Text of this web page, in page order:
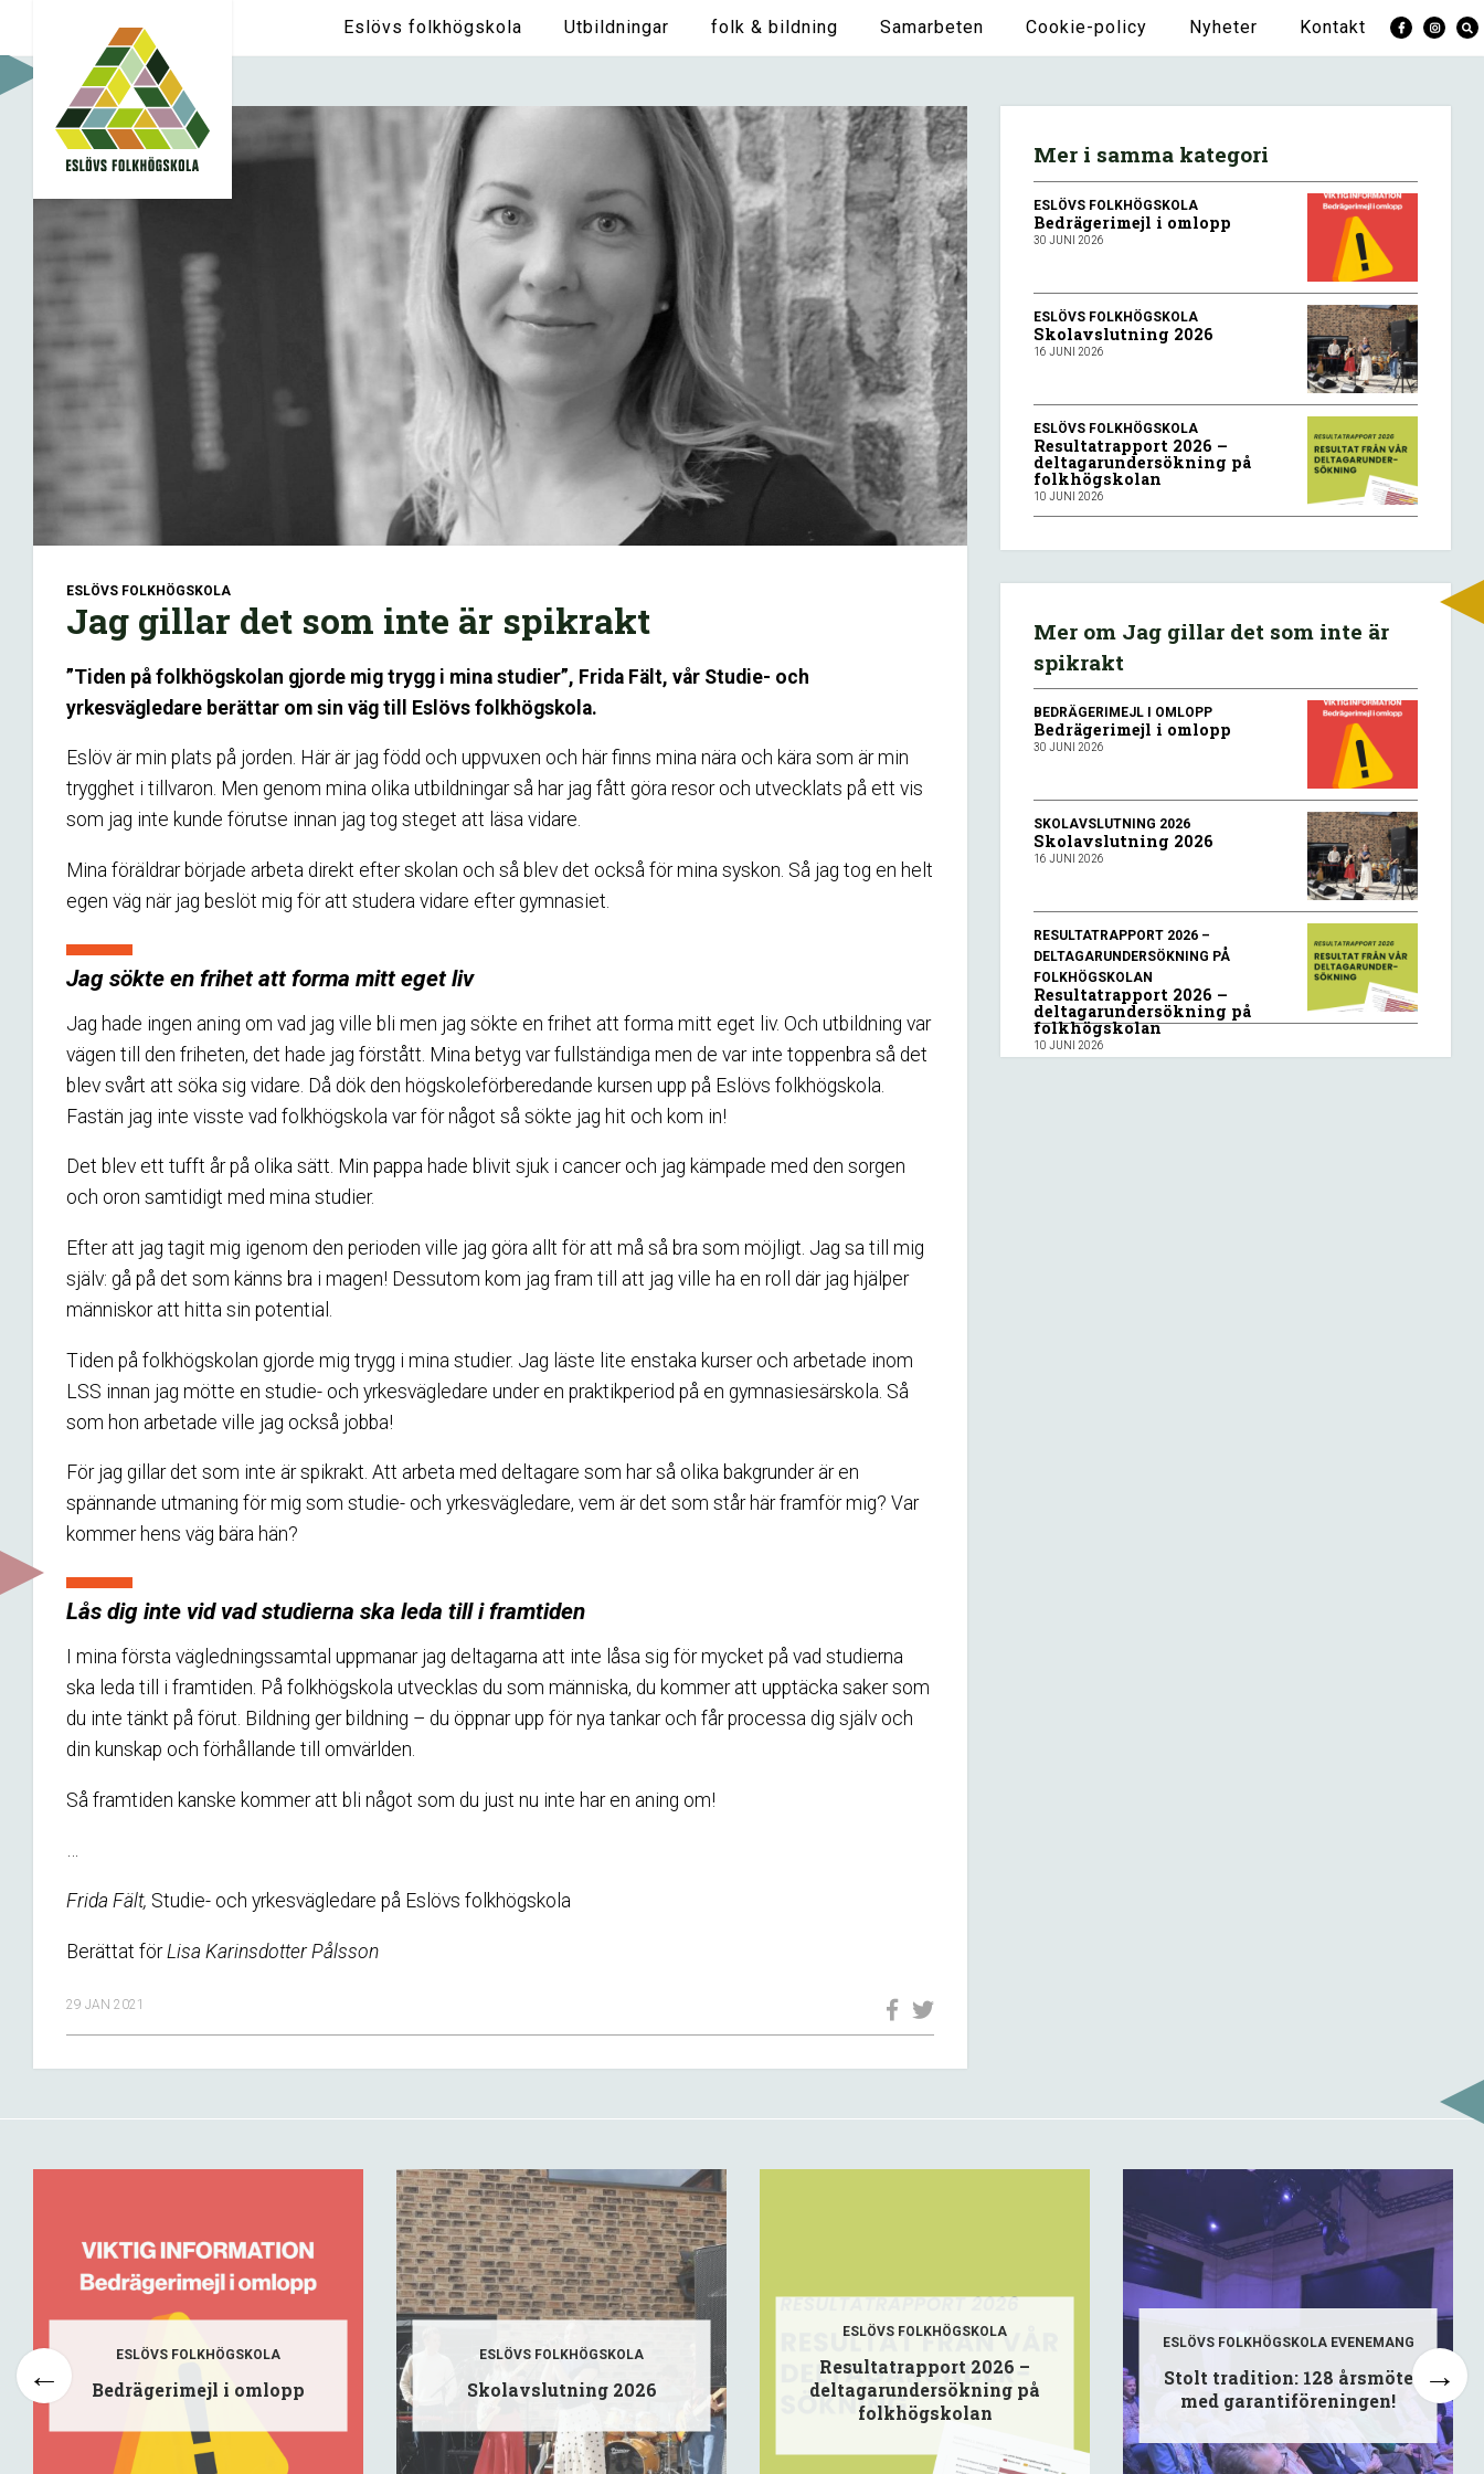
Eslövs folkhögskola Utbildningar folk & bildning Samarbeten Cookie-policy Nyheter Kontakt
ESLÖVS FOLKHÖGSKOLA
Jag gillar det som inte är spikrakt
”Tiden på folkhögskolan gjorde mig trygg i mina studier”, Frida Fält, vår Studie- och
yrkesvägledare berättar om sin väg till Eslövs folkhögskola.
Eslöv är min plats på jorden. Här är jag född och uppvuxen och här finns mina nära och kära som är min
trygghet i tillvaron. Men genom mina olika utbildningar så har jag fått göra resor och utvecklats på ett vis
som jag inte kunde förutse innan jag tog steget att läsa vidare.
Mina föräldrar började arbeta direkt efter skolan och så blev det också för mina syskon. Så jag tog en helt
egen väg när jag beslöt mig för att studera vidare efter gymnasiet.
Jag sökte en frihet att forma mitt eget liv
Jag hade ingen aning om vad jag ville bli men jag sökte en frihet att forma mitt eget liv. Och utbildning var
vägen till den friheten, det hade jag förstått. Mina betyg var fullständiga men de var inte toppenbra så det
blev svårt att söka sig vidare. Då dök den högskoleförberedande kursen upp på Eslövs folkhögskola.
Fastän jag inte visste vad folkhögskola var för något så sökte jag hit och kom in!
Det blev ett tufft år på olika sätt. Min pappa hade blivit sjuk i cancer och jag kämpade med den sorgen
och oron samtidigt med mina studier.
Efter att jag tagit mig igenom den perioden ville jag göra allt för att må så bra som möjligt. Jag sa till mig
själv: gå på det som känns bra i magen! Dessutom kom jag fram till att jag ville ha en roll där jag hjälper
människor att hitta sin potential.
Tiden på folkhögskolan gjorde mig trygg i mina studier. Jag läste lite enstaka kurser och arbetade inom
LSS innan jag mötte en studie- och yrkesvägledare under en praktikperiod på en gymnasiesärskola. Så
som hon arbetade ville jag också jobba!
För jag gillar det som inte är spikrakt. Att arbeta med deltagare som har så olika bakgrunder är en
spännande utmaning för mig som studie- och yrkesvägledare, vem är det som står här framför mig? Var
kommer hens väg bära hän?
Lås dig inte vid vad studierna ska leda till i framtiden
I mina första vägledningssamtal uppmanar jag deltagarna att inte låsa sig för mycket på vad studierna
ska leda till i framtiden. På folkhögskola utvecklas du som människa, du kommer att upptäcka saker som
du inte tänkt på förut. Bildning ger bildning – du öppnar upp för nya tankar och får processa dig själv och
din kunskap och förhållande till omvärlden.
Så framtiden kanske kommer att bli något som du just nu inte har en aning om!
…
Frida Fält, Studie- och yrkesvägledare på Eslövs folkhögskola
Berättat förLisa Karinsdotter Pålsson
29 JAN 2021
Mer i samma kategori
ESLÖVS FOLKHÖGSKOLA
Bedrägerimejl i omlopp
30 JUNI 2026
ESLÖVS FOLKHÖGSKOLA
Skolavslutning 2026
16 JUNI 2026
ESLÖVS FOLKHÖGSKOLA
Resultatrapport 2026 –
deltagarundersökning på
folkhögskolan
10 JUNI 2026
Mer om Jag gillar det som inte är
spikrakt
BEDRÄGERIMEJL I OMLOPP
Bedrägerimejl i omlopp
30 JUNI 2026
SKOLAVSLUTNING 2026
Skolavslutning 2026
16 JUNI 2026
RESULTATRAPPORT 2026 –
DELTAGARUNDERSÖKNING PÅ
FOLKHÖGSKOLAN
Resultatrapport 2026 –
deltagarundersökning på
folkhögskolan
10 JUNI 2026
ESLÖVS FOLKHÖGSKOLA
Bedrägerimejl i omlopp
ESLÖVS FOLKHÖGSKOLA
Skolavslutning 2026
ESLÖVS FOLKHÖGSKOLA
Resultatrapport 2026 –
deltagarundersökning på
folkhögskolan
ESLÖVS FOLKHÖGSKOLA EVENEMANG
Stolt tradition: 128 årsmöte
med garantiföreningen!